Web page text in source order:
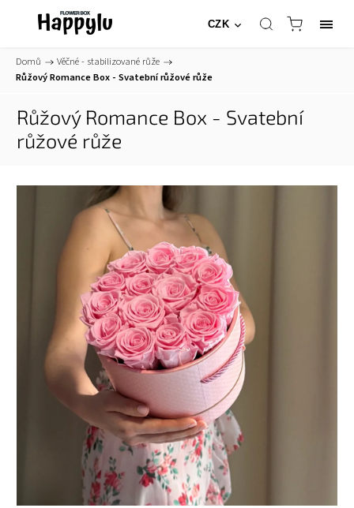
CZK
Domů / Věčné - stabilizované růže /
Růžový Romance Box - Svatební růžové růže
Růžový Romance Box - Svatební
růžové růže